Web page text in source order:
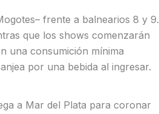
frente a balnearios 8 y 9.
que los shows comenzarán
una consumición mínima
por una bebida al ingresar.
a Mar del Plata para coronar